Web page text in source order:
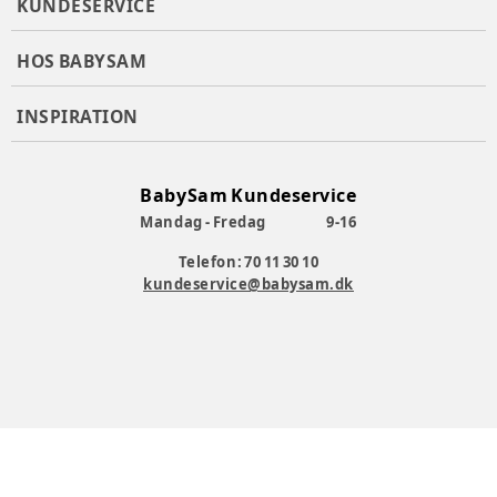
KUNDESERVICE
HOS BABYSAM
INSPIRATION
BabySam Kundeservice
Mandag - Fredag
9-16
Telefon: 70 11 30 10
kundeservice@babysam.dk